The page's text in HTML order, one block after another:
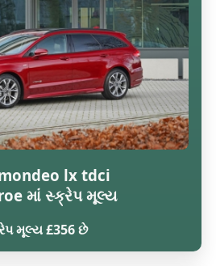
lx tdci
માં સ્ક્રેપ મૂલ્ય
મૂલ્ય £356 છે